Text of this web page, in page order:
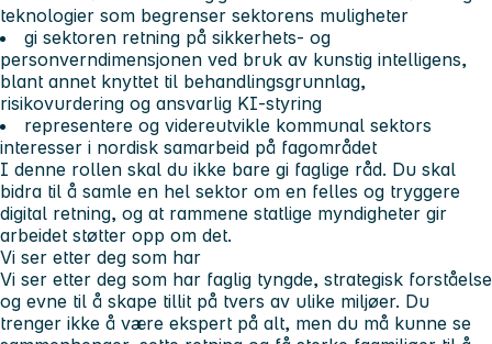
teknologier som begrenser sektorens muligheter
gi sektoren retning på sikkerhets- og
personverndimensjonen ved bruk av kunstig intelligens,
blant annet knyttet til behandlingsgrunnlag,
risikovurdering og ansvarlig KI-styring
representere og videreutvikle kommunal sektors
interesser i nordisk samarbeid på fagområdet
I denne rollen skal du ikke bare gi faglige råd. Du skal
bidra til å samle en hel sektor om en felles og tryggere
digital retning, og at rammene statlige myndigheter gir
arbeidet støtter opp om det.
Vi ser etter deg som har
Vi ser etter deg som har faglig tyngde, strategisk forståelse
og evne til å skape tillit på tvers av ulike miljøer. Du
trenger ikke å være ekspert på alt, men du må kunne se